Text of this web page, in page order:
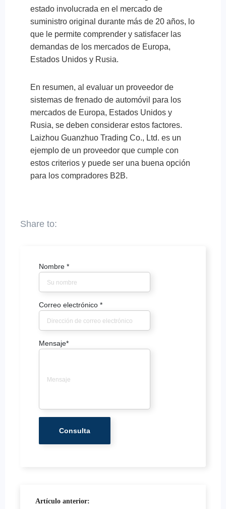
estado involucrada en el mercado de
suministro original durante más de 20 años, lo
que le permite comprender y satisfacer las
demandas de los mercados de Europa,
Estados Unidos y Rusia.
En resumen, al evaluar un proveedor de
sistemas de frenado de automóvil para los
mercados de Europa, Estados Unidos y
Rusia, se deben considerar estos factores.
Laizhou Guanzhuo Trading Co., Ltd. es un
ejemplo de un proveedor que cumple con
estos criterios y puede ser una buena opción
para los compradores B2B.
Nombre *
Correo electrónico *
Mensaje*
Artículo anterior: